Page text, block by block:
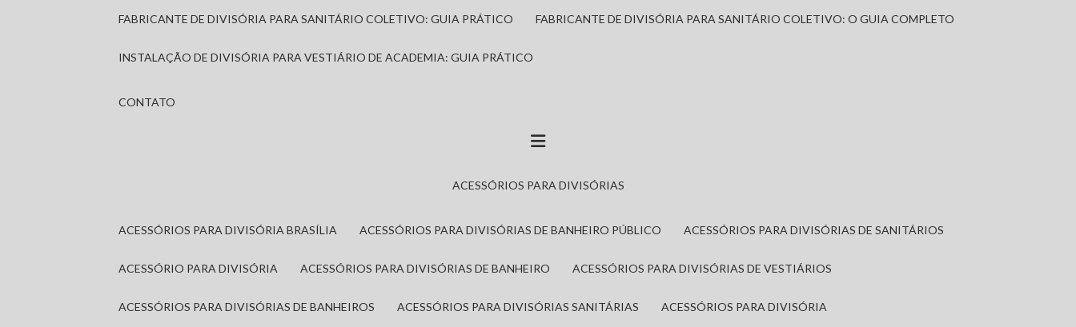
FABRICANTE DE DIVISÓRIA PARA SANITÁRIO COLETIVO: GUIA PRÁTICO FABRICANTE DE DIVISÓRIA PARA SANITÁRIO COLETIVO: O GUIA COMPLETO
INSTALAÇÃO DE DIVISÓRIA PARA VESTIÁRIO DE ACADEMIA: GUIA PRÁTICO
CONTATO
ACESSÓRIOS PARA DIVISÓRIAS
ACESSÓRIOS PARA DIVISÓRIA BRASÍLIA ACESSÓRIOS PARA DIVISÓRIAS DE BANHEIRO PÚBLICO ACESSÓRIOS PARA DIVISÓRIAS DE SANITÁRIOS
ACESSÓRIO PARA DIVISÓRIA ACESSÓRIOS PARA DIVISÓRIAS DE BANHEIRO ACESSÓRIOS PARA DIVISÓRIAS DE VESTIÁRIOS
ACESSÓRIOS PARA DIVISÓRIAS DE BANHEIROS ACESSÓRIOS PARA DIVISÓRIAS SANITÁRIAS ACESSÓRIOS PARA DIVISÓRIA